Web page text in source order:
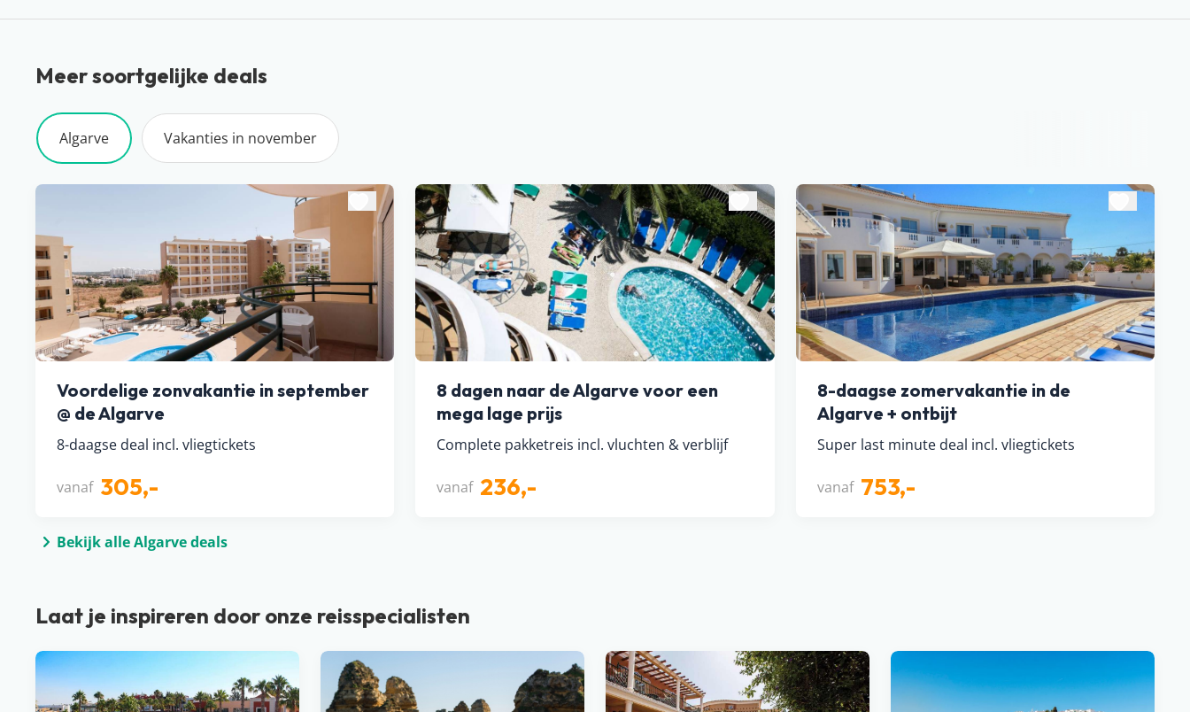
Meer soortgelijke deals
Algarve Vakanties in november
Voordelige zonvakantie in september
@ de Algarve
8-daagse deal incl. vliegtickets
vanaf 305,-
8 dagen naar de Algarve voor een
mega lage prijs
Complete pakketreis incl. vluchten & verblijf
vanaf 236,-
8-daagse zomervakantie in de
Algarve + ontbijt
Super last minute deal incl. vliegtickets
vanaf 753,-
Bekijk alle Algarve deals
Laat je inspireren door onze reisspecialisten